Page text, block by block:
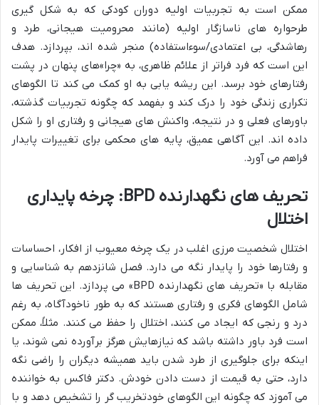
ممکن است به تجربیات اولیه دوران کودکی که به شکل گیری
طرحواره های ناسازگار اولیه (مانند محرومیت هیجانی، طرد و
رهاشدگی، بی اعتمادی/سوءاستفاده) منجر شده اند، بپردازد. هدف
این است که فرد فراتر از علائم ظاهری، به «چرا»های پنهان در پشت
رفتارهای خود برسد. این ریشه یابی به او کمک می کند تا الگوهای
تکراری زندگی خود را درک کند و بفهمد که چگونه تجربیات گذشته،
باورهای فعلی و در نتیجه، واکنش های هیجانی و رفتاری او را شکل
داده اند. این آگاهی عمیق، پایه های محکمی برای تغییرات پایدار
فراهم می آورد.
تحریف های نگهدارنده BPD: چرخه پایداری
اختلال
اختلال شخصیت مرزی اغلب در یک چرخه معیوب از افکار، احساسات
و رفتارها خود را پایدار نگه می دارد. فصل شانزدهم به شناسایی و
مقابله با «تحریف های نگهدارنده BPD» می پردازد. این تحریف ها
شامل الگوهای فکری و رفتاری هستند که به طور ناخودآگاه، به رغم
درد و رنجی که ایجاد می کنند، اختلال را حفظ می کنند. مثلاً، ممکن
است فرد باور داشته باشد که نیازهایش هرگز برآورده نمی شوند، یا
اینکه برای جلوگیری از طرد شدن باید همیشه دیگران را راضی نگه
دارد، حتی به قیمت از دست دادن خودش. دکتر فاکس به خواننده
می آموزد که چگونه این الگوهای خودتخریب گر را تشخیص دهد و با